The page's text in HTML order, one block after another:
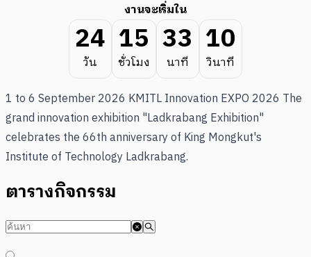
งานจะเริ่มใน
24
วัน
15
ชั่วโมง
33
นาที
09
วินาที
1 to 6 September 2026 KMITL Innovation EXPO 2026 The
grand innovation exhibition "Ladkrabang Exhibition"
celebrates the 66th anniversary of King Mongkut's
Institute of Technology Ladkrabang.
ตารางกิจกรรม